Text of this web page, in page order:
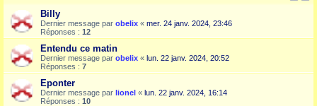
Billy
Dernier message par obelix « mer. 24 janv. 2024, 23:46
Réponses : 12
Entendu ce matin
Dernier message par obelix « lun. 22 janv. 2024, 20:52
Réponses : 7
Eponter
Dernier message par lionel « lun. 22 janv. 2024, 16:14
Réponses : 10